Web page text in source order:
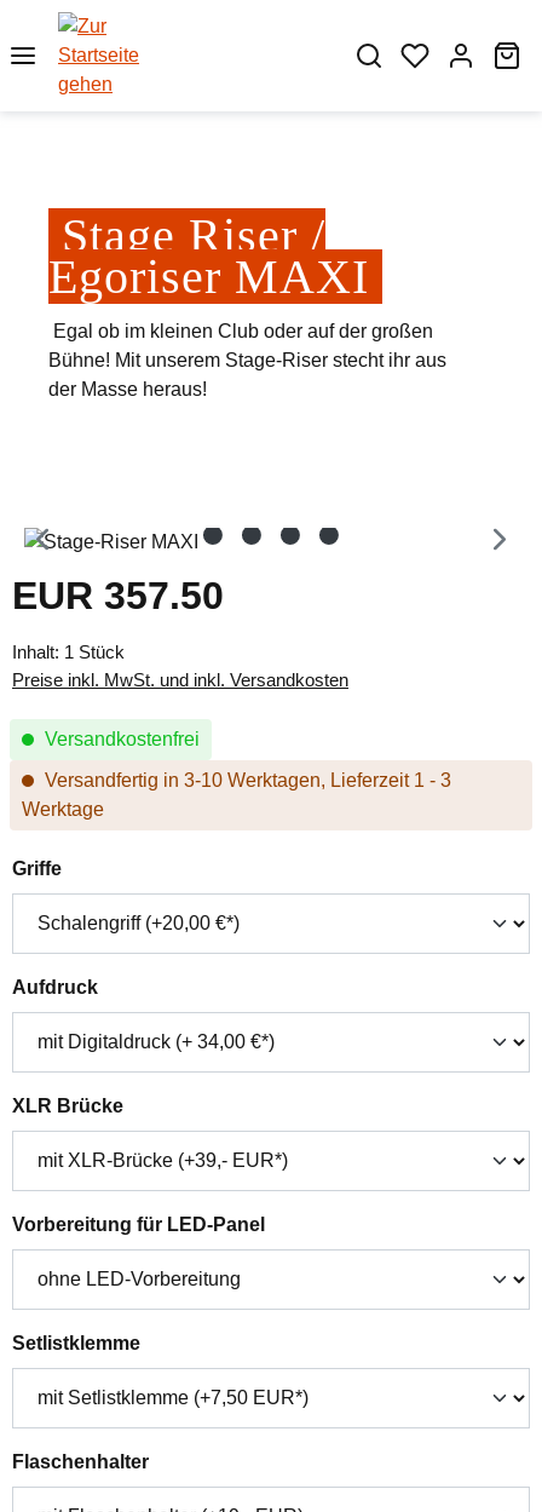
Zum Hauptinhalt springen
Stage Riser /
Egoriser MAXI
Egal ob im kleinen Club oder auf der großen
Bühne! Mit unserem Stage-Riser stecht ihr aus
der Masse heraus!
Bildergalerie überspringen
Regulärer Preis:
EUR 357.50
Inhalt: 1 Stück
Preise inkl. MwSt. und inkl. Versandkosten
Versandkostenfrei
Versandfertig in 3-10 Werktagen, Lieferzeit 1 - 3
Werktage
Griffeauswählen
Aufdruckauswählen
XLR Brückeauswählen
Vorbereitung für LED-Panelauswählen
Setlistklemmeauswählen
Flaschenhalterauswählen